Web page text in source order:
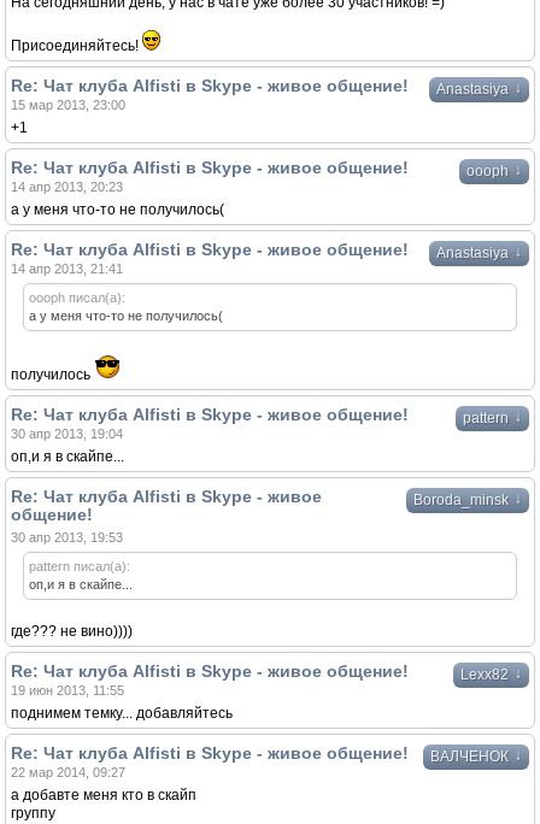
Присоединяйтесь!
Anastasiya ↓
Re: Чат клуба Alfisti в Skype - живое общение!
15 мар 2013, 23:00
+1
oooph ↓
Re: Чат клуба Alfisti в Skype - живое общение!
14 апр 2013, 20:23
а у меня что-то не получилось(
Anastasiya ↓
Re: Чат клуба Alfisti в Skype - живое общение!
14 апр 2013, 21:41
oooph писал(а):
а у меня что-то не получилось(
получилось
pattern ↓
Re: Чат клуба Alfisti в Skype - живое общение!
30 апр 2013, 19:04
оп,и я в скайпе...
Boroda_minsk ↓
Re: Чат клуба Alfisti в Skype - живое
общение!
30 апр 2013, 19:53
pattern писал(а):
оп,и я в скайпе...
где??? не вино))))
Lexx82 ↓
Re: Чат клуба Alfisti в Skype - живое общение!
19 июн 2013, 11:55
поднимем темку... добавляйтесь
ВАЛЧЕНОК ↓
Re: Чат клуба Alfisti в Skype - живое общение!
22 мар 2014, 09:27
а добавте меня кто в скайп
группу